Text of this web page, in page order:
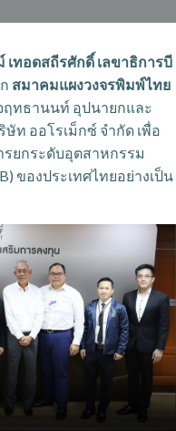
เทอดสถีรศักดิ์ เลขาธิการบี
สมาคมแผงวงจรพิมพ์ไทย
ฤทธานนท์ อุปนายกและ
ท ออโรเม็กซ์ จำกัด เพื่อ
ยกระดับอุตสาหกรรม
ของประเทศไทยอย่างเป็น